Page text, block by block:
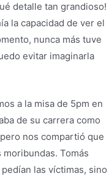
detalle tan grandioso!
la capacidad de ver el
nunca más tuve
evitar imaginarla
a la misa de 5pm en
de su carrera como
nos compartió que
Tomás
las víctimas, sino